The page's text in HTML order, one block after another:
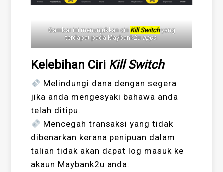
Gambar ini menunjukkan ciri Kill Switchyang
terdapat pada Maybank2u apps.
Kelebihan Ciri Kill Switch
Melindungi dana dengan segera
jika anda mengesyaki bahawa anda
telah ditipu.
Mencegah transaksi yang tidak
dibenarkan kerana penipuan dalam
talian tidak akan dapat log masuk ke
akaun Maybank2u anda.